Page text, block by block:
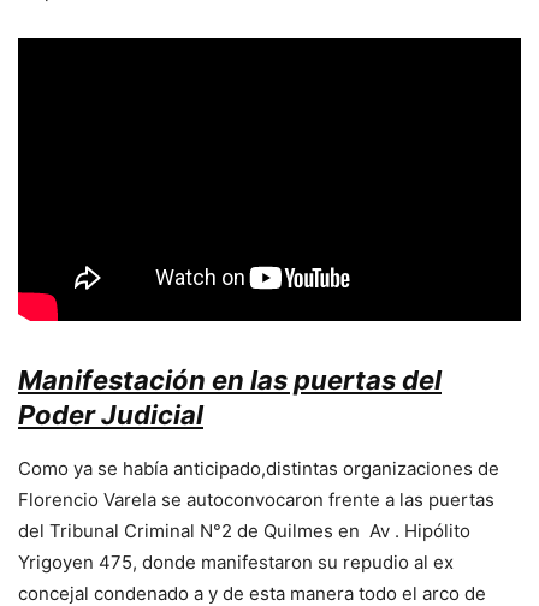
Manifestación en las puertas del
Poder Judicial
Como ya se había anticipado,distintas organizaciones de
Florencio Varela se autoconvocaron frente a las puertas
del Tribunal Criminal N°2 de Quilmes en Av . Hipólito
Yrigoyen 475, donde manifestaron su repudio al ex
concejal condenado a y de esta manera todo el arco de